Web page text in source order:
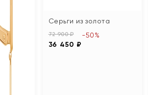
Серьги из золота
72 900 ₽
36 450 ₽
-50%